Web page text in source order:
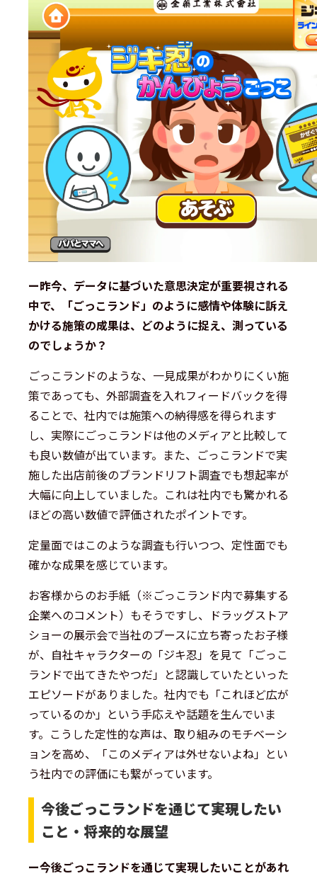
ー昨今、データに基づいた意思決定が重要視される
中で、「ごっこランド」のように感情や体験に訴え
かける施策の成果は、どのように捉え、測っている
のでしょうか？
ごっこランドのような、一見成果がわかりにくい施
策であっても、外部調査を入れフィードバックを得
ることで、社内では施策への納得感を得られます
し、実際にごっこランドは他のメディアと比較して
も良い数値が出ています。また、ごっこランドで実
施した出店前後のブランドリフト調査でも想起率が
大幅に向上していました。これは社内でも驚かれる
ほどの高い数値で評価されたポイントです。
定量面ではこのような調査も行いつつ、定性面でも
確かな成果を感じています。
お客様からのお手紙（※ごっこランド内で募集する
企業へのコメント）もそうですし、ドラッグストア
ショーの展示会で当社のブースに立ち寄ったお子様
が、自社キャラクターの「ジキ忍」を見て「ごっこ
ランドで出てきたやつだ」と認識していたといった
エピソードがありました。社内でも「これほど広が
っているのか」という手応えや話題を生んでいま
す。こうした定性的な声は、取り組みのモチベーシ
ョンを高め、「このメディアは外せないよね」とい
う社内での評価にも繋がっています。
今後ごっこランドを通じて実現したい
こと・将来的な展望
ー今後ごっこランドを通じて実現したいことがあれ